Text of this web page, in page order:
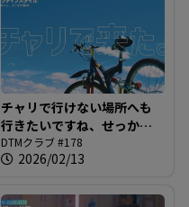
チャリで行けない場所へも
行きたいですね、せっかく
の広島なので＠DTMクラブ
#178
DTMクラブ #178
2026/02/13